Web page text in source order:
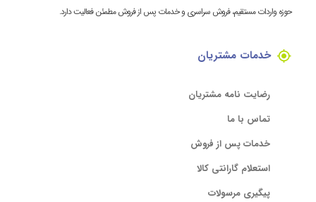
حوزه واردات مستقیم، فروش سراسری و خدمات پس از فروش مطمئن فعالیت دارد.
خدمات مشتریان
رضایت نامه مشتریان
تماس با ما
خدمات پس از فروش
استعلام گارانتی کالا
پیگیری مرسولات